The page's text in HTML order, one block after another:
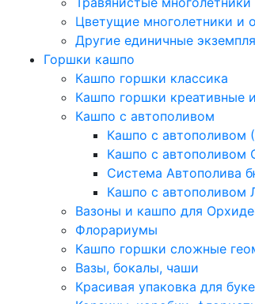
Цветущие многолетники и
Другие единичные
Горшки кашпо
Кашпо горшки классика
Кашпо горшки креативные
Кашпо с автополивом
Кашпо с автополивом
Кашпо с автополивом
Система Автополива
Кашпо с автополивом
Вазоны и кашпо для
Флорариумы
Кашпо горшки сложные
Вазы, бокалы, чаши
Красивая упаковка для